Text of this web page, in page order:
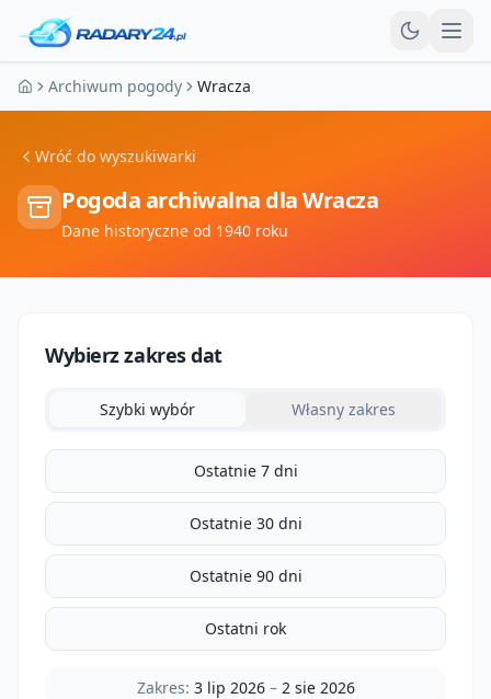
Strona główna
Archiwum pogody Wracza
Wróć do wyszukiwarki
Pogoda archiwalna dlaWracza
Dane historyczne od 1940 roku
Wybierz zakres dat
Szybki wybór Własny zakres
Ostatnie 7 dni
Ostatnie 30 dni
Ostatnie 90 dni
Ostatni rok
Zakres: 3 lip 2026– 2 sie 2026